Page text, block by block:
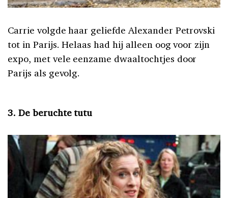
Carrie volgde haar geliefde Alexander Petrovski
tot in Parijs. Helaas had hij alleen oog voor zijn
expo, met vele eenzame dwaaltochtjes door
Parijs als gevolg.
3. De beruchte tutu